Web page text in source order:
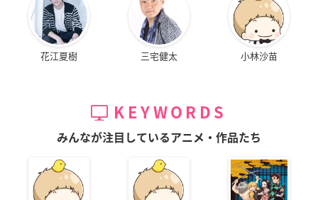
花江夏樹 三宅健太 小林沙苗
KEYWORDS
みんなが注目しているアニメ・作品たち